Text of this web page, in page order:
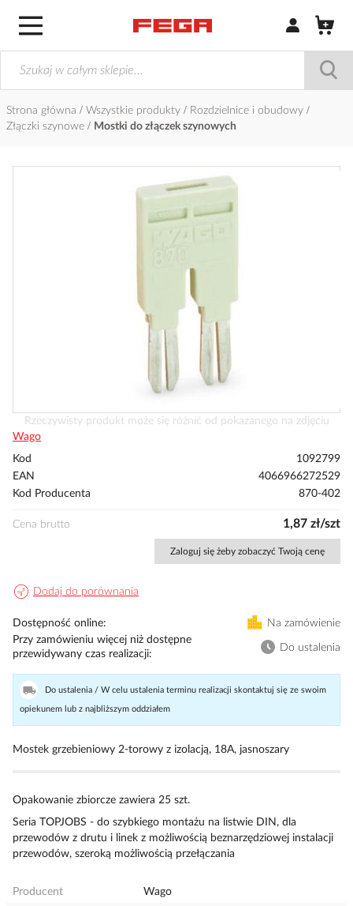
Zaloguj się /
Strona główna Wszystkie produkty
Rozdzielnice i obudowy
Złączki szynowe
Mostki do złączek szynowych
Przejdź
na
początek
Rzeczywisty produkt może się różnić od pokazanego na zdjęciu
Wago
Kod
1092799
EAN
4066966272529
Kod Producenta
870-402
Cena brutto 1,87 zł/szt
Zaloguj się żeby zobaczyć Twoją cenę
Dodaj do porównania
Dostępność online
Na zamówienie
Przy zamówieniu więcej niż dostępne
przewidywany czas realizacji
Do ustalenia
Do ustalenia / W celu ustalenia terminu realizacji skontaktuj się ze swoim
opiekunem lub z najbliższym oddziałem
Mostek grzebieniowy 2-torowy z izolacją, 18A, jasnoszary
Opakowanie zbiorcze zawiera 25 szt.
Seria TOPJOBS - do szybkiego montażu na listwie DIN, dla
przewodów z drutu i linek z możliwością beznarzędziowej instalacji
przewodów, szeroką możliwością przełączania
Producent
Wago